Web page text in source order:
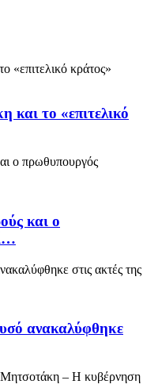
το «επιτελικό
και ο
ανακαλύφθηκε